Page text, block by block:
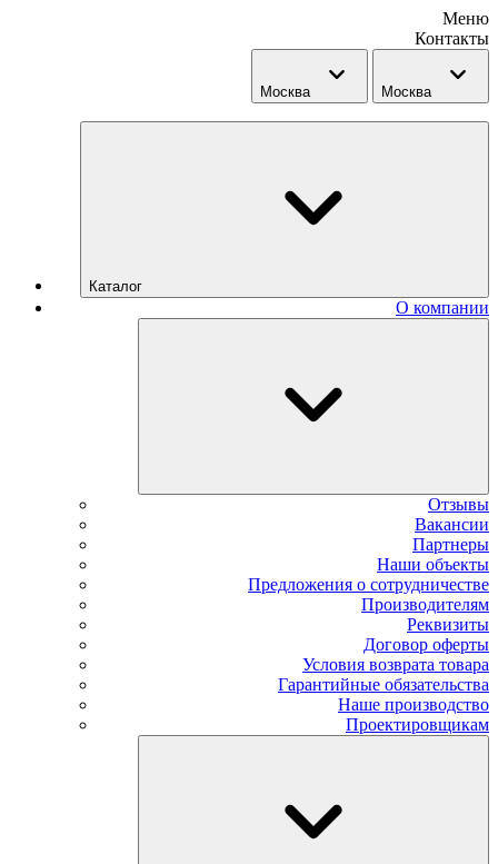
Меню
Контакты
Москва Москва
Каталог
О компании
Отзывы
Вакансии
Партнеры
Наши объекты
Предложения о сотрудничестве
Производителям
Реквизиты
Договор оферты
Условия возврата товара
Гарантийные обязательства
Наше производство
Проектировщикам